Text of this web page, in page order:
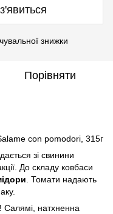
знижки
Порівняти
con pomodori, 315г
зі свинини
До складу ковбаси
. Томати надають
натхненна